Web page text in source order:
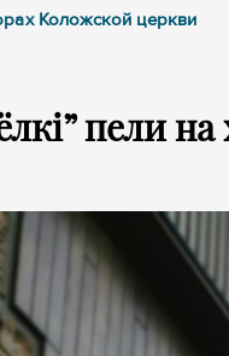
Коложской церкви
пели